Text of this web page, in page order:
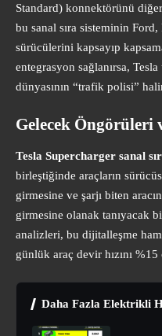
Standard) konnektörünü
bu sanal sıra sisteminin
sürücülerini kapsayıp
entegrasyon sağlanırsa,
dünyasının “trafik polisi”
Gelecek Öngörüleri
Tesla Supercharger sanal
birleştiğinde araçların
girmesine ve şarjı biten
girmesine olanak tanıyacak
analizleri, bu dijitalleşme
günlük araç devir hızını %15
Daha Fazla Elektrikli